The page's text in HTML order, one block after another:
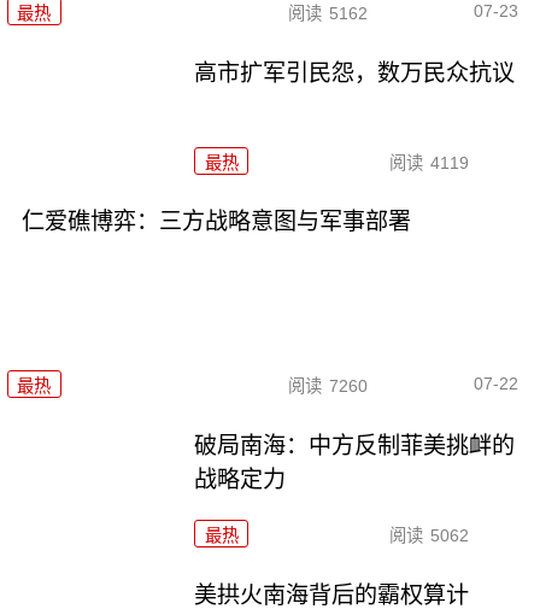
最热 阅读 5162 07-23
高市扩军引民怨，数万民众抗议
最热 阅读 4119
仁爱礁博弈：三方战略意图与军事部署
最热 阅读 7260 07-22
破局南海：中方反制菲美挑衅的
战略定力
最热 阅读 5062
美拱火南海背后的霸权算计